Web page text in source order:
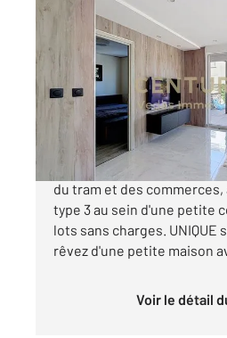
ST JEAN DE VEDAS 34
, 3 pièces
Ref : 39713
Maison à vendre
275 000 €
SAINT JEAN DE VEDAS,
du tram et des
type 3 au sein d'une petite
lots sans charges. UNIQUE
rêvez d'une petite maison
Voir le détail